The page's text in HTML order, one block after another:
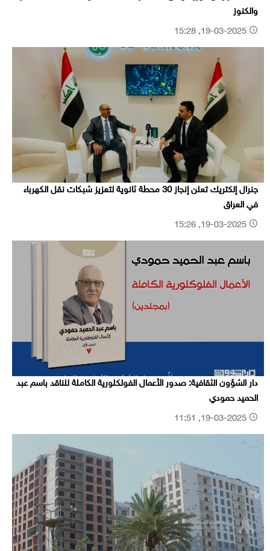
والكنوز
جنرال إلكتريك تعلن إنجاز 30 محطة ثانوية لتعزيز شبكات نقل الكهرباء
في العراق
دار الشؤون الثقافية: صدور الأعمال الفولكلورية الكاملة للناقد باسم عبد
الحميد حمودي